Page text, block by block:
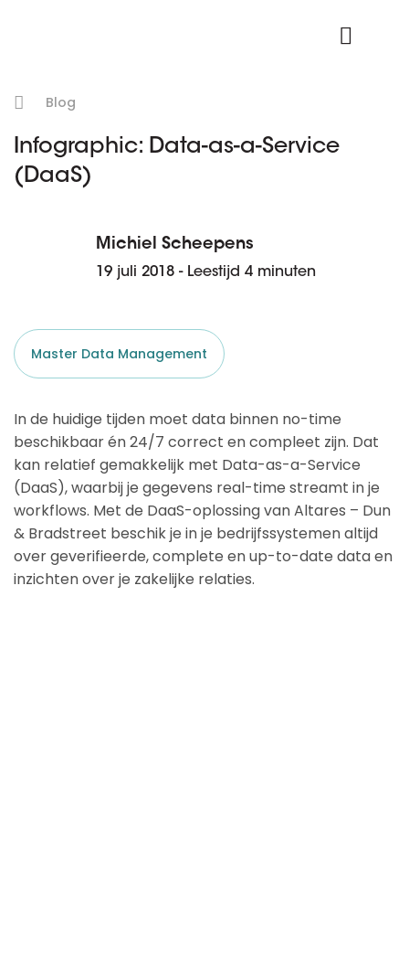
Blog
Infographic: Data-as-a-Service
(DaaS)
Michiel Scheepens
19 juli 2018 - Leestijd 4 minuten
Master Data Management
In de huidige tijden moet data binnen no-time
beschikbaar én 24/7 correct en compleet zijn. Dat
kan relatief gemakkelijk met Data-as-a-Service
(DaaS), waarbij je gegevens real-time streamt in je
workflows. Met de DaaS-oplossing van Altares – Dun
& Bradstreet beschik je in je bedrijfssystemen altijd
over geverifieerde, complete en up-to-date data en
inzichten over je zakelijke relaties.